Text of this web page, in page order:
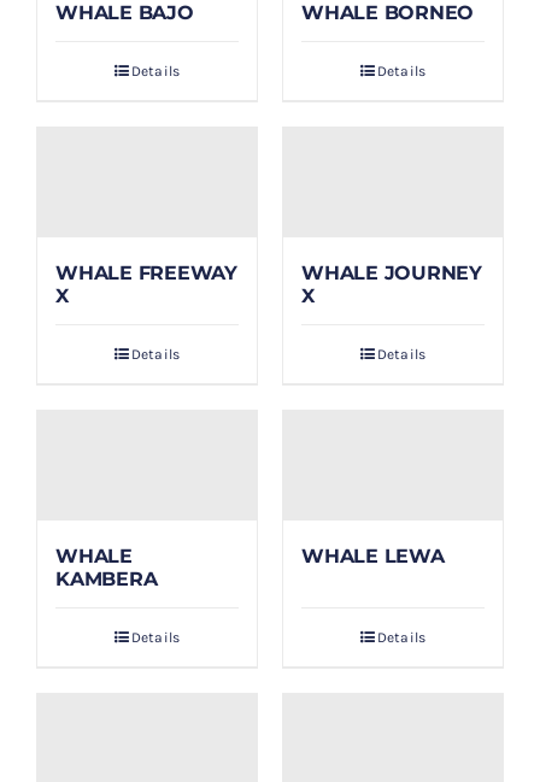
PAYMENT
WHALE BAJO
Details
WHALE BORNEO
Details
WHALE FREEWAY
X
Details
WHALE JOURNEY
X
Details
WHALE
KAMBERA
Details
WHALE LEWA
Details